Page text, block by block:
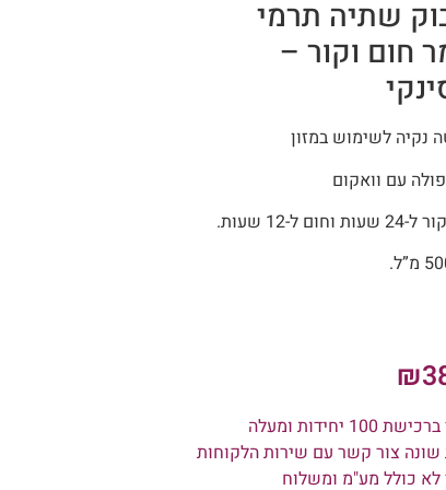
שתיה תרמי
חום וקור –
נקיה לשימוש במזון
עם וואקום
ל-12 שעות.
₪
יחידות ומעלה
שונה צור קשר עם שירות הלקוחות
לא כולל מע"מ ומשלוח